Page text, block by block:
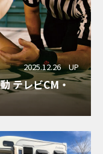
2025.12.26 UP
テレビCM・